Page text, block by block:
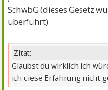
SchwbG (dieses Gesetz
überführt)
Zitat:
Glaubst du wirklich ich
ich diese Erfahrung nicht